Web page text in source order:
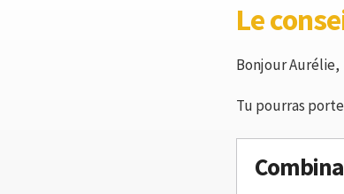
Le
Bonjour Aurélie,
Tu pourras